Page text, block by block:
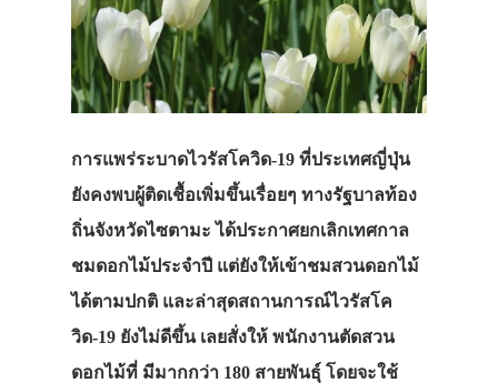
การแพร่ระบาดไวรัสโควิด-19 ที่ประเทศญี่ปุ่น
ยังคงพบผู้ติดเชื้อเพิ่มขึ้นเรื่อยๆ ทางรัฐบาลท้อง
ถิ่นจังหวัดไซตามะ ได้ประกาศยกเลิกเทศกาล
ชมดอกไม้ประจำปี แต่ยังให้เข้าชมสวนดอกไม้
ได้ตามปกติ และล่าสุดสถานการณ์ไวรัสโค
วิด-19 ยังไม่ดีขึ้น เลยสั่งให้ พนักงานตัดสวน
ดอกไม้ที่ มีมากกว่า 180 สายพันธุ์ โดยจะใช้